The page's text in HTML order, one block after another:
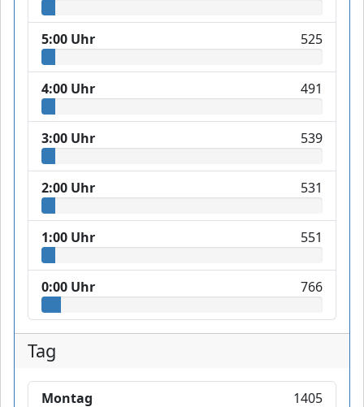
5:00 Uhr 525
4:00 Uhr 491
3:00 Uhr 539
2:00 Uhr 531
1:00 Uhr 551
0:00 Uhr 766
Tag
Montag 1405